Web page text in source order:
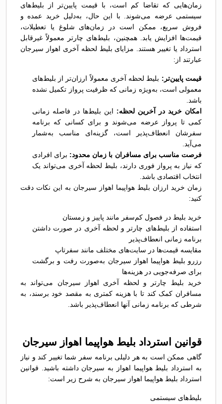
زمان‌هایی که تقاضا کم است، با قیمت پایین‌تر از بلیط‌های
سیستمی عرضه می‌شوند. با این حال، به‌دلیل خرید عمده و
فروش سریع، ممکن است در زمان‌های شلوغ یا تعطیلات،
قیمت‌ها افزایش یابد. همچنین، بلیط‌های چارتر معمولاً غیرقابل
استرداد یا تغییر هستند. مزایای بلیط لحظه آخری اهواز سیرجان
عبارتند از:
قیمت پایین‌تر: بلیط لحظه آخری معمولاً ارزان‌تر از بلیط‌های
معمولی است، به‌ویژه زمانی که ظرفیت پرواز تکمیل نشده
باشد.
امکان خرید در آخرین لحظه: این بلیط‌ها در فاصله زمانی
کمی تا پرواز عرضه می‌شوند و برای کسانی که برنامه
سفرشان انعطاف‌پذیر است، گزینه‌ای مناسب به‌شمار
می‌آید.
فرصت مناسب برای مسافران با زمان محدود: برای افرادی
که نیاز به پرواز فوری دارند، بلیط لحظه آخری می‌تواند یک
انتخاب اقتصادی باشد.
زمان خرید ارزان بلیط هواپیما اهواز سیرجان به این نکات دقت
کنید:
خرید بلیط در فصول کم‌سفر مانند پاییز و زمستان
استفاده از بلیط‌های چارتر و لحظه آخری در صورت داشتن
برنامه زمانی انعطاف‌پذیر
مقایسه قیمت‌ها در سایت‌های مختلف مانند سفرتاپ
رزرو بلیط هواپیما اهواز سیرجان به‌صورت رفت و برگشت
برای صرفه‌جویی در هزینه‌ها
خرید بلیط چارتر و لحظه آخری اهواز سیرجان می‌تواند به
مسافران کمک کند تا با هزینه کمتری به مقصد خود برسند، به
شرطی که برنامه زمانی آنها انعطاف‌پذیر باشد.
قوانین استرداد بلیط هواپیما اهواز سیرجان
گاهی ممکن است به هر دلیلی برنامه سفر شما تغییر کند و نیاز
به استرداد بلیط هواپیما اهواز به سیرجان داشته باشید. قوانین
استرداد بلیط هواپیما اهواز سیرجان به شرح زیر است:
بلیط‌های سیستمی